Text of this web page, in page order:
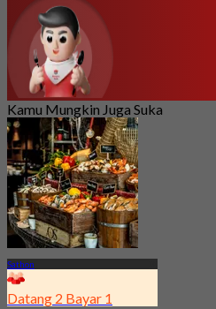
Kamu Mungkin Juga Suka
Sathon
Datang 2 Bayar 1